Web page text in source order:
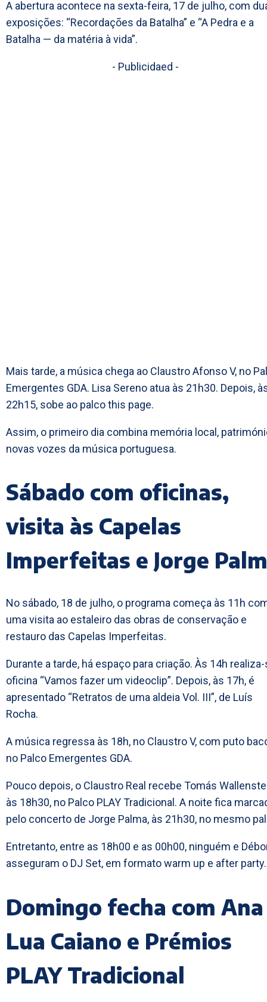
A abertura acontece na sexta-feira, 17 de julho, com
exposições: “Recordações da Batalha” e “A Pedra e a
Batalha — da matéria à vida”.
- Publicidaed -
Mais tarde, a música chega ao Claustro Afonso V, no
Emergentes GDA. Lisa Sereno atua às 21h30. Depois,
22h15, sobe ao palco this page.
Assim, o primeiro dia combina memória local,
novas vozes da música portuguesa.
Sábado com oficinas,
visita às Capelas
Imperfeitas e Jorge
No sábado, 18 de julho, o programa começa às 11h
uma visita ao estaleiro das obras de conservação e
restauro das Capelas Imperfeitas.
Durante a tarde, há espaço para criação. Às 14h
oficina “Vamos fazer um videoclip”. Depois, às 17h, é
apresentado “Retratos de uma aldeia Vol. III”, de Luís
Rocha.
A música regressa às 18h, no Claustro V, com puto
no Palco Emergentes GDA.
Pouco depois, o Claustro Real recebe Tomás
às 18h30, no Palco PLAY Tradicional. A noite fica
pelo concerto de Jorge Palma, às 21h30, no mesmo
Entretanto, entre as 18h00 e as 00h00, ninguém e
asseguram o DJ Set, em formato warm up e after party.
Domingo fecha com Ana
Lua Caiano e Prémios
PLAY Tradicional